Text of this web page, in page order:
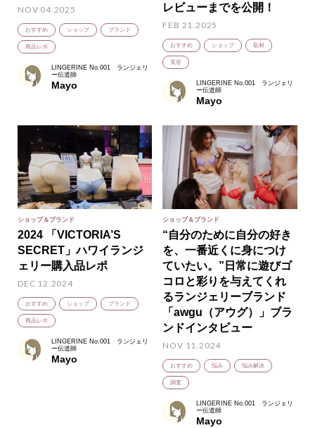
NOV 04.2025
おすすめ ショップ ブランド
商品レポ
LINGERINE No.001 ランジェリ
ー伝道師
Mayo
レビューまでを公開！
FEB 21.2025
おすすめ ショップ 取材
美容
LINGERINE No.001 ランジェリ
ー伝道師
Mayo
ショップ＆ブランド
2024 「VICTORIA’S
SECRET」ハワイランジ
ェリー購入品レポ
DEC 12.2024
おすすめ ショップ ブランド
商品レポ
LINGERINE No.001 ランジェリ
ー伝道師
Mayo
ショップ＆ブランド
“自分のために自分の好き
を、一番近くに身につけ
ていたい。”日常に遊びゴ
コロと彩りを与えてくれ
るランジェリーブランド
「awgu（アウグ）」ブラ
ンドインタビュー
NOV 11.2024
おすすめ 悩み 悩み解決
調査
LINGERINE No.001 ランジェリ
ー伝道師
Mayo